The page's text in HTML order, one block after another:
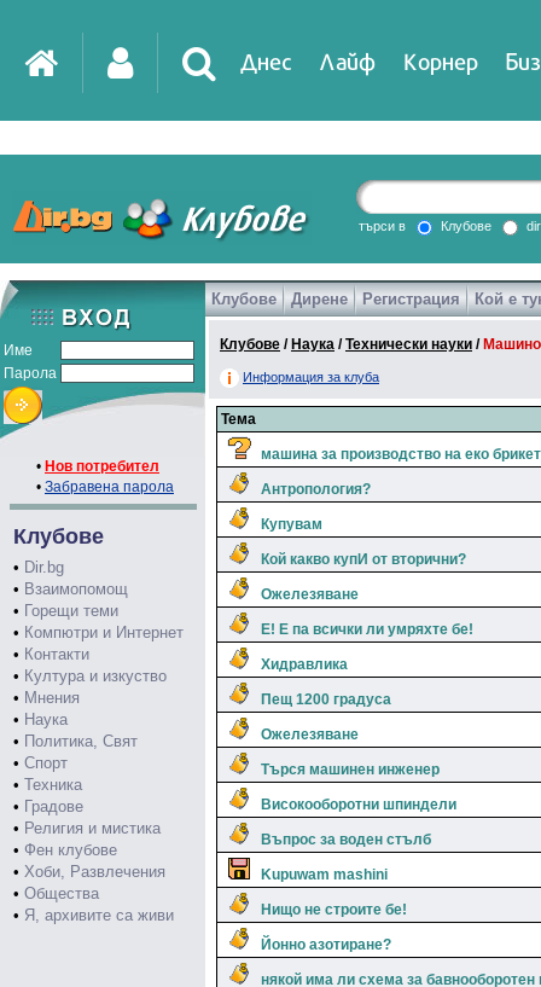
Днес Лайф Корнер
DirTV Impressio
Games
търси в Клубове
Име
Парола
• Нов потребител
• Забравена парола
Клубове
• Dir.bg
• Взаимопомощ
• Горещи теми
• Компютри и Интернет
• Контакти
• Култура и изкуство
• Мнения
• Наука
• Политика, Свят
• Спорт
• Техника
• Градове
• Религия и мистика
• Фен клубове
• Хоби, Развлечения
• Общества
• Я, архивите са живи
Клубове Дирене Регистрация Кой е
Клубове / Наука /Технически науки /
Информация за клуба
Тема
машина за производство на еко
Антропология?
Купувам
Кой какво купИ от вторични?
Ожелезяване
Е! Е па всички ли умряхте бе!
Хидравлика
Пещ 1200 градуса
Ожелезяване
Търся машинен инженер
Високооборотни шпиндели
Въпрос за воден стълб
Kupuwam mashini
Нищо не строите бе!
Йонно азотиране?
някой има ли схема за бавнооборотен